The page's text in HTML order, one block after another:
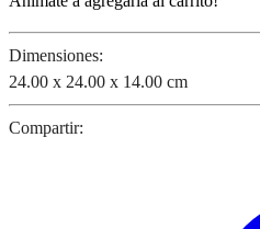
Dimensiones:
24.00 x 24.00 x 14.00 cm
Compartir: